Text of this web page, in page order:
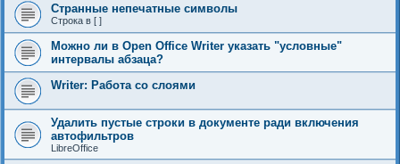
Странные непечатные символы
Строка в [ ]
Можно ли в Open Office Writer указать "условные"
интервалы абзаца?
Writer: Работа со слоями
Удалить пустые строки в документе ради включения
автофильтров
LibreOffice